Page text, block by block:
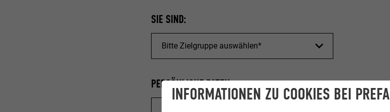
INFORMATIONEN ZU COOKIES BEI PREFA
SIE SIND:
PERSÖNLICHE DATEN